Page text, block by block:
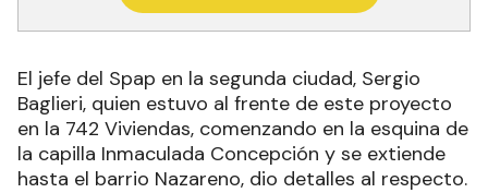
El jefe del Spap en la segunda ciudad, Sergio
Baglieri, quien estuvo al frente de este proyecto
en la 742 Viviendas, comenzando en la esquina de
la capilla Inmaculada Concepción y se extiende
hasta el barrio Nazareno, dio detalles al respecto.